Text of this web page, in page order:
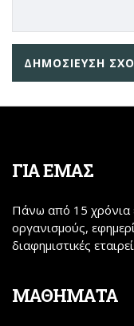
ΓΙΑ ΕΜΑΣ
Πάνω από 15 χρόνια
οργανισμούς,
διαφημιστικές
ΜΑΘΗΜΑΤΑ